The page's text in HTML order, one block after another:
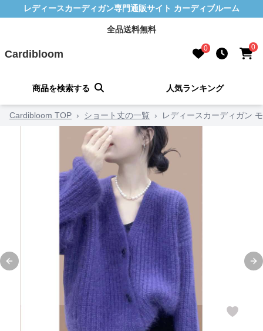
レディースカーディガン専門通販サイト カーディブルーム
全品送料無料
Cardibloom 0 0
商品を検索する 人気ランキング
Cardibloom TOP › ショート丈の一覧 › レディースカーディガン
Previous slide